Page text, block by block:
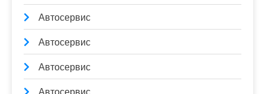
Автосервис
Автосервис
Автосервис